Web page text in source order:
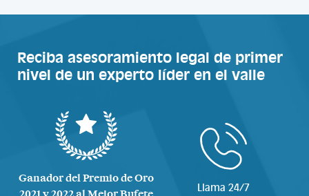
Reciba asesoramiento legal de primer
nivel de un experto líder en el valle
Ganador del Premio de Oro
Llama 24/7